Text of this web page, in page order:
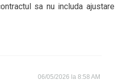
sa nu includa ajustare
06/05/2026 la 8:58 AM